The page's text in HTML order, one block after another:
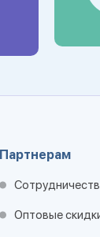
Партнерам
Оптовые